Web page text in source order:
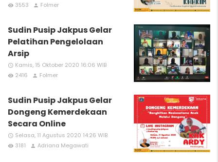
remove_red_eye 3553 person Folmer
Sudin Pusip Jakpus Gelar
Pelatihan Pengelolaan
Arsip
access_time Kamis, 15 Oktober 2020 16:06 WIB
remove_red_eye 2416 person Folmer
Sudin Pusip Jakpus Gelar
Dongeng Kemerdekaan
Secara Online
access_time Selasa, 11 Agustus 2020 14:26 WIB
remove_red_eye 3181 person Adriana Megawati